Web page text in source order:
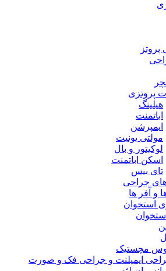
پروتزی
هیلینگ
اباتمنت
ایمپرشن
مولتی یونیت
لوکیتور و بال
اسکن اباتمنت
تای بیس
جراحی
و آفر ها
استخوان
مچستیک
ایمپلنت و جراحی فک و صورت